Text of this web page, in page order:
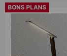
BONS PLANS